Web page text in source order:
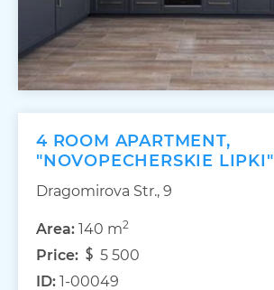
4 ROOM APARTMENT,
"NOVOPECHERSKIE LIPKI"
Dragomirova Str., 9
Area: 140 m2
Price:
5 500
ID: 1-00049